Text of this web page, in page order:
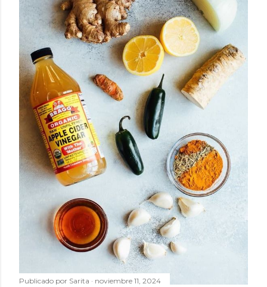
Publicado por Sarita noviembre 11, 2024